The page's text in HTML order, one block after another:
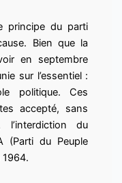
principe du parti
Bien que la
en septembre
sur l’essentiel :
politique. Ces
accepté, sans
l’interdiction du
(Parti du Peuple
1964.